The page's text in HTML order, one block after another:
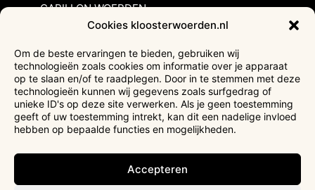
Cookies kloosterwoerden.nl
Om de beste ervaringen te bieden, gebruiken wij
technologieën zoals cookies om informatie over je apparaat
op te slaan en/of te raadplegen. Door in te stemmen met deze
technologieën kunnen wij gegevens zoals surfgedrag of
unieke ID's op deze site verwerken. Als je geen toestemming
geeft of uw toestemming intrekt, kan dit een nadelige invloed
hebben op bepaalde functies en mogelijkheden.
Accepteren
CARILLON WOERDEN
Inschrijvingsvoorwaarden
Bezoekersvoorwaarden
Huurvoorwaarden
Privacyverklaring
Ticketverkoop